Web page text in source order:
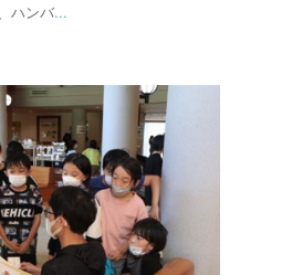
ハンバ...